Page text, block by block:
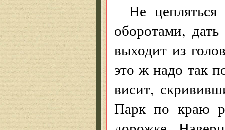
Не
оборотами,
выходит из
это ж надо так
висит,
Парк по краю